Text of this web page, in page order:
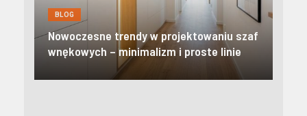
Nowoczesne apartamenty w Zakopanem:
Odkryj prestiżowy standard i pełną
niezależność w Tatrach